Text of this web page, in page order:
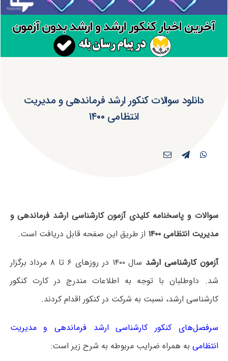
دانلود سوالات کنکور ارشد فرماندهی و مدیریت
انتظامی ۱۴۰۰
سوالات و پاسخنامه کلیدی آزمون کارشناسی ارشد فرماندهی و
مدیریت انتظامی ۱۴۰۰
از طریق این صفحه قابل دریافت است.
آزمون کارشناسی ارشد
سال ۱۴۰۰ در روزهای ۶ تا ۸ مرداد برگزار
شد. داوطلبان با توجه به اطلاعات مندرج در کارت کنکور
کارشناسی ارشد، نسبت به شرکت در کنکور اقدام کردند.
سرفصل‌های کنکور کارشناسی ارشد فرماندهی و مدیریت
انتظامی به همراه ضرایب مربوطه به شرح زیر است: